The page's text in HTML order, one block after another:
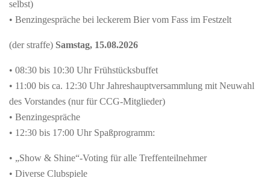
selbst)
• Benzingespräche bei leckerem Bier vom Fass im Festzelt
(der straffe) Samstag, 15.08.2026
• 08:30 bis 10:30 Uhr Frühstücksbuffet
• 11:00 bis ca. 12:30 Uhr Jahreshauptversammlung mit Neuwahl
des Vorstandes (nur für CCG-Mitglieder)
• Benzingespräche
• 12:30 bis 17:00 Uhr Spaßprogramm:
• „Show & Shine“-Voting für alle Treffenteilnehmer
• Diverse Clubspiele